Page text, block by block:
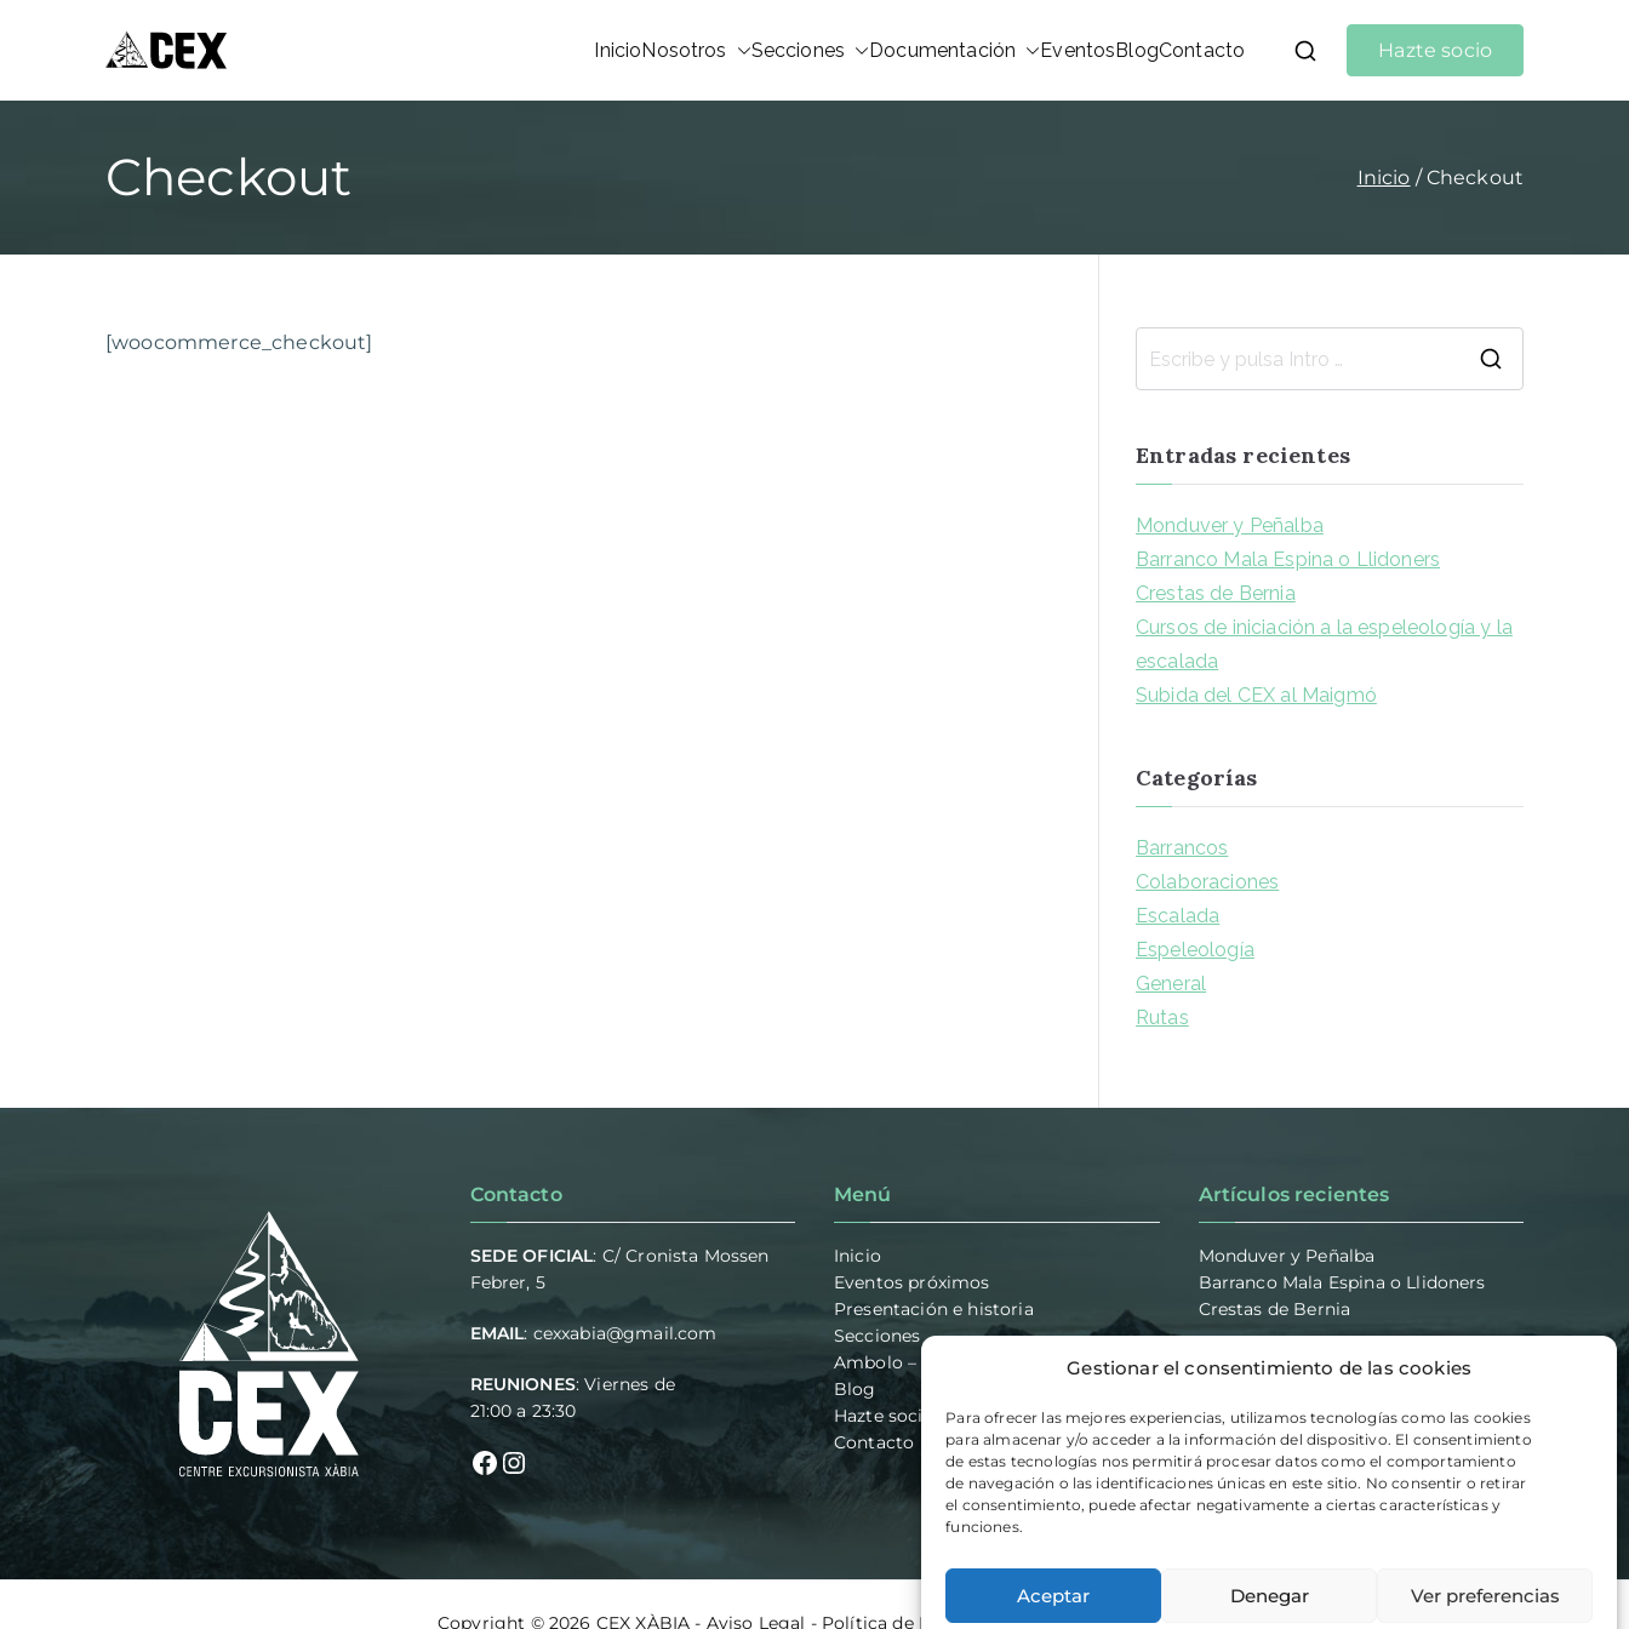
Gestionar el consentimiento de las cookies
Para ofrecer las mejores experiencias, utilizamos tecnologías como las cookies
para almacenar y/o acceder a la información del dispositivo. El consentimiento
de estas tecnologías nos permitirá procesar datos como el comportamiento
de navegación o las identificaciones únicas en este sitio. No consentir o retirar
el consentimiento, puede afectar negativamente a ciertas características y
funciones.
Aceptar Denegar Ver preferencias
InicioNosotros Secciones Documentación EventosBlogContacto Hazte socio
Checkout Inicio Checkout
[woocommerce_checkout]
Entradas recientes
Monduver y Peñalba
Barranco Mala Espina o Llidoners
Crestas de Bernia
Cursos de iniciación a la espeleología y la
escalada
Subida del CEX al Maigmó
Categorías
Barrancos
Colaboraciones
Escalada
Espeleología
General
Rutas
Contacto
SEDE OFICIAL: C/ Cronista Mossen
Febrer, 5
EMAIL: cexxabia@gmail.com
REUNIONES: Viernes de
21:00 a 23:30
Menú
Inicio
Eventos próximos
Presentación e historia
Secciones
Ambolo – Vias de escalada
Blog
Hazte socio
Contacto
Artículos recientes
Monduver y Peñalba
Barranco Mala Espina o Llidoners
Crestas de Bernia
Copyright © 2026 CEX XÀBIA - Aviso Legal - Política de Privacidad-Política de Cookies